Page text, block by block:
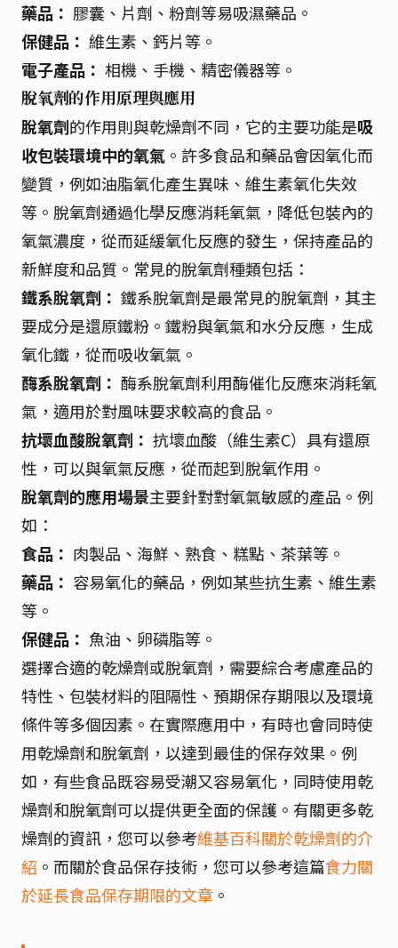
藥品： 膠囊、片劑、粉劑等易吸濕藥品。
保健品： 維生素、鈣片等。
電子產品： 相機、手機、精密儀器等。
脫氧劑的作用原理與應用
脫氧劑的作用則與乾燥劑不同，它的主要功能是吸
收包裝環境中的氧氣 。許多食品和藥品會因氧化而
變質，例如油脂氧化產生異味、維生素氧化失效
等。脫氧劑通過化學反應消耗氧氣，降低包裝內的
氧氣濃度，從而延緩氧化反應的發生，保持產品的
新鮮度和品質。常見的脫氧劑種類包括：
鐵系脫氧劑： 鐵系脫氧劑是最常見的脫氧劑，其主
要成分是還原鐵粉。鐵粉與氧氣和水分反應，生成
氧化鐵，從而吸收氧氣。
酶系脫氧劑： 酶系脫氧劑利用酶催化反應來消耗氧
氣，適用於對風味要求較高的食品。
抗壞血酸脫氧劑： 抗壞血酸（維生素C）具有還原
性，可以與氧氣反應，從而起到脫氧作用。
脫氧劑的應用場景主要針對對氧氣敏感的產品。例
如：
食品： 肉製品、海鮮、熟食、糕點、茶葉等。
藥品： 容易氧化的藥品，例如某些抗生素、維生素
等。
保健品： 魚油、卵磷脂等。
選擇合適的乾燥劑或脫氧劑，需要綜合考慮產品的
特性、包裝材料的阻隔性、預期保存期限以及環境
條件等多個因素。在實際應用中，有時也會同時使
用乾燥劑和脫氧劑，以達到最佳的保存效果。例
如，有些食品既容易受潮又容易氧化，同時使用乾
燥劑和脫氧劑可以提供更全面的保護。有關更多乾
燥劑的資訊，您可以參考維基百科關於乾燥劑的介
紹 。而關於食品保存技術，您可以參考這篇食力關
於延長食品保存期限的文章 。